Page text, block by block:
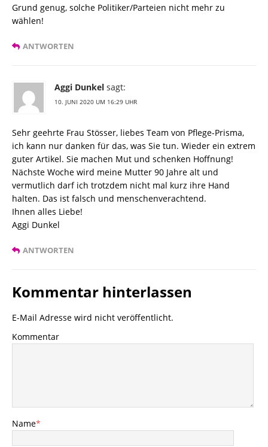
Grund genug, solche Politiker/Parteien nicht mehr zu
wählen!
ANTWORTEN
Aggi Dunkel sagt:
10. JUNI 2020 UM 16:29 UHR
Sehr geehrte Frau Stösser, liebes Team von Pflege-Prisma,
ich kann nur danken für das, was Sie tun. Wieder ein extrem
guter Artikel. Sie machen Mut und schenken Hoffnung!
Nächste Woche wird meine Mutter 90 Jahre alt und
vermutlich darf ich trotzdem nicht mal kurz ihre Hand
halten. Das ist falsch und menschenverachtend.
Ihnen alles Liebe!
Aggi Dunkel
ANTWORTEN
Kommentar hinterlassen
E-Mail Adresse wird nicht veröffentlicht.
Kommentar
Name*